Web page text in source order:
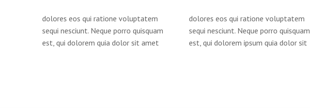
dolores eos qui ratione voluptatem
sequi nesciunt. Neque porro quisquam
est, qui dolorem quia dolor sit amet
dolores eos qui ratione voluptatem
sequi nesciunt. Neque porro quisquam
est, qui dolorem ipsum quia dolor sit